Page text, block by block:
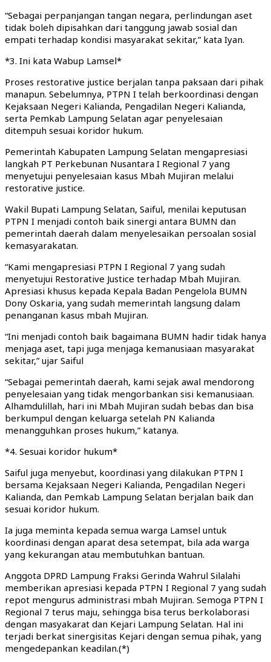
“Sebagai perpanjangan tangan negara, perlindungan aset
tidak boleh dipisahkan dari tanggung jawab sosial dan
empati terhadap kondisi masyarakat sekitar,” kata Iyan.
*3. Ini kata Wabup Lamsel*
Proses restorative justice berjalan tanpa paksaan dari pihak
manapun. Sebelumnya, PTPN I telah berkoordinasi dengan
Kejaksaan Negeri Kalianda, Pengadilan Negeri Kalianda,
serta Pemkab Lampung Selatan agar penyelesaian
ditempuh sesuai koridor hukum.
Pemerintah Kabupaten Lampung Selatan mengapresiasi
langkah PT Perkebunan Nusantara I Regional 7 yang
menyetujui penyelesaian kasus Mbah Mujiran melalui
restorative justice.
Wakil Bupati Lampung Selatan, Saiful, menilai keputusan
PTPN I menjadi contoh baik sinergi antara BUMN dan
pemerintah daerah dalam menyelesaikan persoalan sosial
kemasyarakatan.
“Kami mengapresiasi PTPN I Regional 7 yang sudah
menyetujui Restorative Justice terhadap Mbah Mujiran.
Apresiasi khusus kepada Kepala Badan Pengelola BUMN
Dony Oskaria, yang sudah memerintah langsung dalam
penanganan kasus mbah Mujiran.
“Ini menjadi contoh baik bagaimana BUMN hadir tidak hanya
menjaga aset, tapi juga menjaga kemanusiaan masyarakat
sekitar,” ujar Saiful
“Sebagai pemerintah daerah, kami sejak awal mendorong
penyelesaian yang tidak mengorbankan sisi kemanusiaan.
Alhamdulillah, hari ini Mbah Mujiran sudah bebas dan bisa
berkumpul dengan keluarga setelah PN Kalianda
menangguhkan proses hukum,” katanya.
*4. Sesuai koridor hukum*
Saiful juga menyebut, koordinasi yang dilakukan PTPN I
bersama Kejaksaan Negeri Kalianda, Pengadilan Negeri
Kalianda, dan Pemkab Lampung Selatan berjalan baik dan
sesuai koridor hukum.
Ia juga meminta kepada semua warga Lamsel untuk
koordinasi dengan aparat desa setempat, bila ada warga
yang kekurangan atau membutuhkan bantuan.
Anggota DPRD Lampung Fraksi Gerinda Wahrul Silalahi
memberikan apresiasi kepada PTPN I Regional 7 yang sudah
repot mengurus administrasi mbah Mujiran. Semoga PTPN I
Regional 7 terus maju, sehingga bisa terus berkolaborasi
dengan masyakarat dan Kejari Lampung Selatan. Hal ini
terjadi berkat sinergisitas Kejari dengan semua pihak, yang
mengedepankan keadilan.(*)